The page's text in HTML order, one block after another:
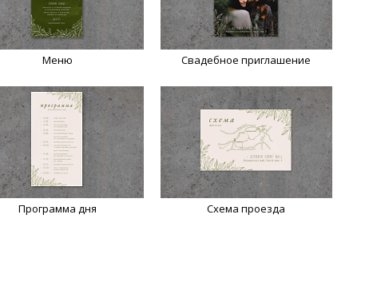
Меню Свадебное приглашение
Программа дня Схема проезда